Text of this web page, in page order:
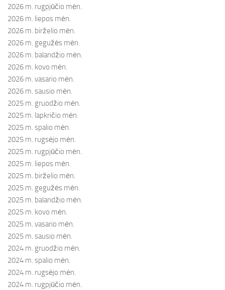
2026 m. rugpjūčio mėn.
2026 m. liepos mėn.
2026 m. birželio mėn.
2026 m. gegužės mėn.
2026 m. balandžio mėn.
2026 m. kovo mėn.
2026 m. vasario mėn.
2026 m. sausio mėn.
2025 m. gruodžio mėn.
2025 m. lapkričio mėn.
2025 m. spalio mėn.
2025 m. rugsėjo mėn.
2025 m. rugpjūčio mėn.
2025 m. liepos mėn.
2025 m. birželio mėn.
2025 m. gegužės mėn.
2025 m. balandžio mėn.
2025 m. kovo mėn.
2025 m. vasario mėn.
2025 m. sausio mėn.
2024 m. gruodžio mėn.
2024 m. spalio mėn.
2024 m. rugsėjo mėn.
2024 m. rugpjūčio mėn.